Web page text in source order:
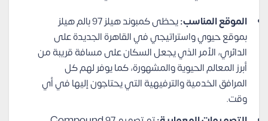
الموقع المناسب:
يحظى كمبوند هيلز 97 بالم هيلز
بموقع حيوي واستراتيجي في القاهرة الجديدة على
الدائري، الأمر الذي يجعل السكان على مسافة قريبة من
أبرز المعالم الحيوية والمشهورة، كما يوفر لهم كل
المرافق الخدمية والترفيهية التي يحتاجون إليها في أي
وقت.